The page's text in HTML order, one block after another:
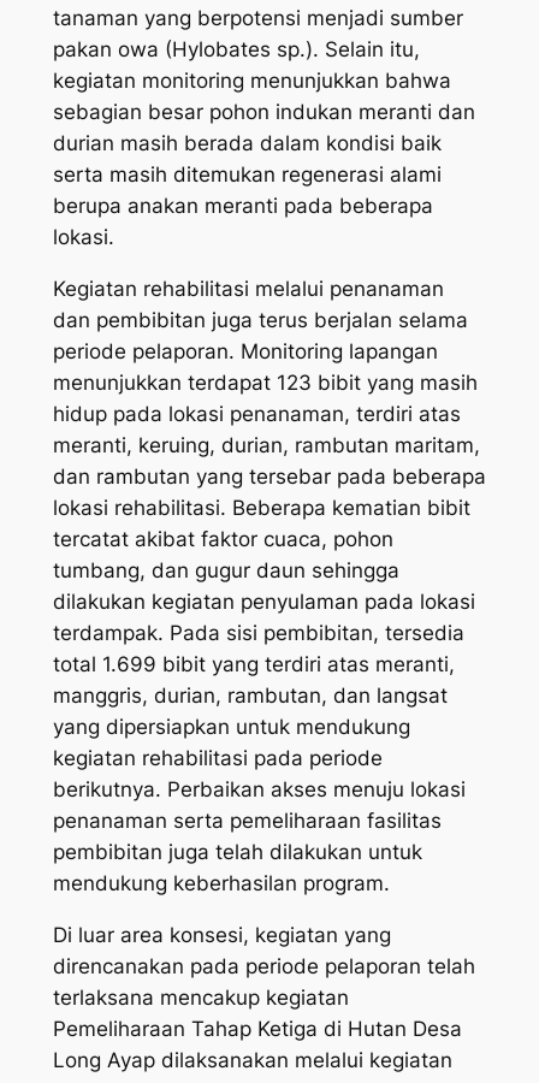
tanaman yang berpotensi menjadi sumber
pakan owa (Hylobates sp.). Selain itu,
kegiatan monitoring menunjukkan bahwa
sebagian besar pohon indukan meranti dan
durian masih berada dalam kondisi baik
serta masih ditemukan regenerasi alami
berupa anakan meranti pada beberapa
lokasi.
Kegiatan rehabilitasi melalui penanaman
dan pembibitan juga terus berjalan selama
periode pelaporan. Monitoring lapangan
menunjukkan terdapat 123 bibit yang masih
hidup pada lokasi penanaman, terdiri atas
meranti, keruing, durian, rambutan maritam,
dan rambutan yang tersebar pada beberapa
lokasi rehabilitasi. Beberapa kematian bibit
tercatat akibat faktor cuaca, pohon
tumbang, dan gugur daun sehingga
dilakukan kegiatan penyulaman pada lokasi
terdampak. Pada sisi pembibitan, tersedia
total 1.699 bibit yang terdiri atas meranti,
manggris, durian, rambutan, dan langsat
yang dipersiapkan untuk mendukung
kegiatan rehabilitasi pada periode
berikutnya. Perbaikan akses menuju lokasi
penanaman serta pemeliharaan fasilitas
pembibitan juga telah dilakukan untuk
mendukung keberhasilan program.
Di luar area konsesi, kegiatan yang
direncanakan pada periode pelaporan telah
terlaksana mencakup kegiatan
Pemeliharaan Tahap Ketiga di Hutan Desa
Long Ayap dilaksanakan melalui kegiatan